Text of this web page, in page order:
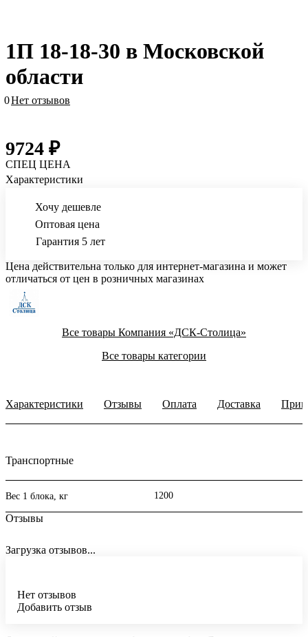
1П 18-18-30 в Московской
области
0Нет отзывов
9724 ₽
СПЕЦ ЦЕНА
Характеристики
Хочу дешевле
Оптовая цена
Гарантия 5 лет
Цена действительна только для интернет-магазина и может
отличаться от цен в розничных магазинах
Все товары Компания «ДСК-Столица»
Все товары категории
Характеристики Отзывы Оплата Доставка
Транспортные
Вес 1 блока, кг 1200
Отзывы
Загрузка отзывов...
Нет отзывов
Добавить отзыв